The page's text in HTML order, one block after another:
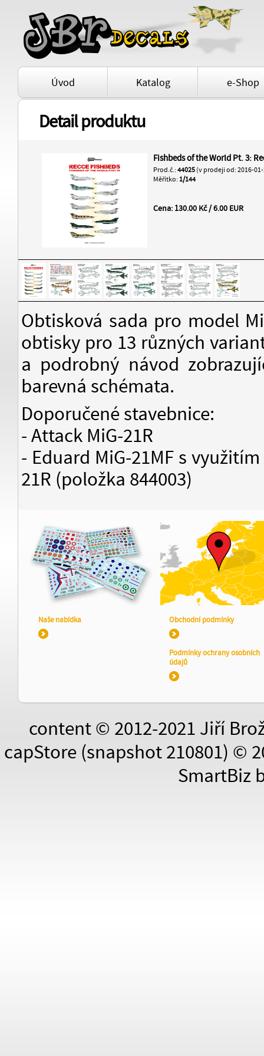
Úvod Katalog e-Shop
Detail produktu
Fishbeds of the World Pt. 3:
Prod.č.: 44025 (v prodeji od: 2016-
Měřítko: 1/144
Cena: 130.00 Kč / 6.00 EUR
Obtisková sada pro model
obtisky pro 13 různých
a podrobný návod
barevná schémata.
Doporučené stavebnice:
- Attack MiG-21R
- Eduard MiG-21MF s
21R (položka 844003)
Naše nabídka Obchodní podmínky
Podmínky ochrany osobních
údajů
content © 2012-2021 Jiří
capStore (snapshot 210801) ©
SmartBiz